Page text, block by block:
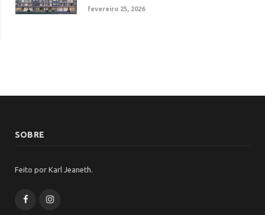
fevereiro 25, 2026
SOBRE
Feito por Karl Jeaneth.
FacebookInstagram